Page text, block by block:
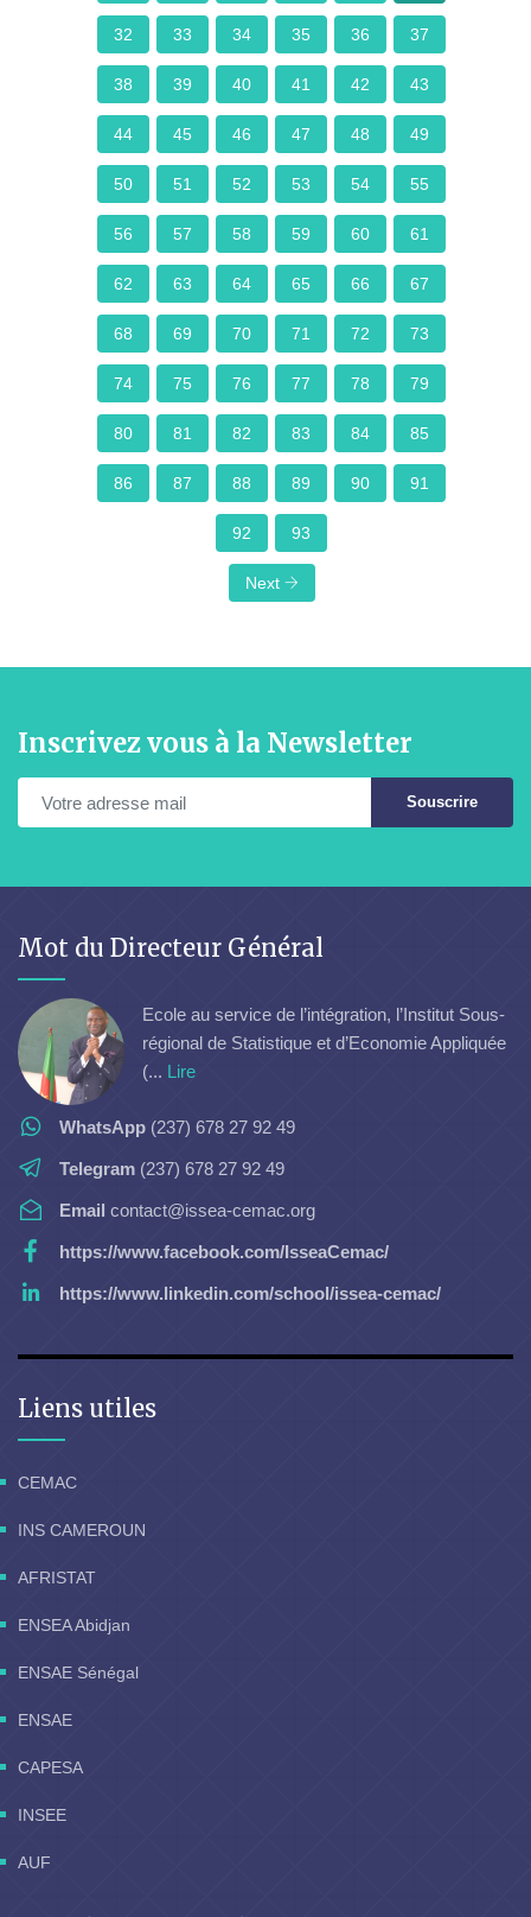
32 33 34 35 36 37
38 39 40 41 42 43
44 45 46 47 48 49
50 51 52 53 54 55
56 57 58 59 60 61
62 63 64 65 66 67
68 69 70 71 72 73
74 75 76 77 78 79
80 81 82 83 84 85
86 87 88 89 90 91
92 93
Next
Inscrivez vous à la Newsletter
Souscrire
Mot du Directeur Général
Ecole au service de l’intégration, l’Institut Sous-
régional de Statistique et d’Economie Appliquée
(... Lire
WhatsApp (237) 678 27 92 49
Telegram (237) 678 27 92 49
Email contact@issea-cemac.org
https://www.facebook.com/IsseaCemac/
https://www.linkedin.com/school/issea-cemac/
Liens utiles
CEMAC
INS CAMEROUN
AFRISTAT
ENSEA Abidjan
ENSAE Sénégal
ENSAE
CAPESA
INSEE
AUF